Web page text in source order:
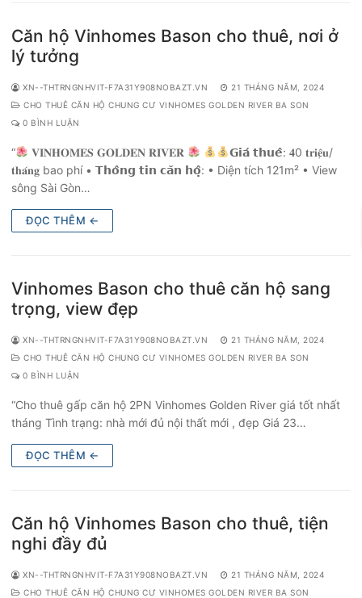
Căn hộ Vinhomes Bason cho thuê, nơi ở
lý tưởng
XN--THTRNGNHVIT-F7A31Y908NOBAZT.VN
21 THÁNG NĂM, 2024
CHO THUÊ CĂN HỘ CHUNG CƯ VINHOMES GOLDEN RIVER BA SON
0 BÌNH LUẬN
“ 𝐕𝐈𝐍𝐇𝐎𝐌𝐄𝐒 𝐆𝐎𝐋𝐃𝐄𝐍 𝐑𝐈𝐕𝐄𝐑
𝗚𝗶𝗮́ 𝘁𝗵𝘂𝗲̂: 𝟒0 𝐭𝐫𝐢𝐞̣̂𝐮/
𝐭𝐡𝐚́𝐧𝐠 bao phí • 𝗧𝗵𝗼̂𝗻𝗴 𝘁𝗶𝗻 𝗰𝗮̆𝗻 𝗵𝗼̣̂: • Diện tích 121m² • View
sông Sài Gòn…
ĐỌC THÊM ←
Vinhomes Bason cho thuê căn hộ sang
trọng, view đẹp
XN--THTRNGNHVIT-F7A31Y908NOBAZT.VN
21 THÁNG NĂM, 2024
CHO THUÊ CĂN HỘ CHUNG CƯ VINHOMES GOLDEN RIVER BA SON
0 BÌNH LUẬN
“Cho thuê gấp căn hộ 2PN Vinhomes Golden River giá tốt nhất
tháng Tình trạng: nhà mới đủ nội thất mới , đẹp Giá 23…
ĐỌC THÊM ←
Căn hộ Vinhomes Bason cho thuê, tiện
nghi đầy đủ
XN--THTRNGNHVIT-F7A31Y908NOBAZT.VN
21 THÁNG NĂM, 2024
CHO THUÊ CĂN HỘ CHUNG CƯ VINHOMES GOLDEN RIVER BA SON